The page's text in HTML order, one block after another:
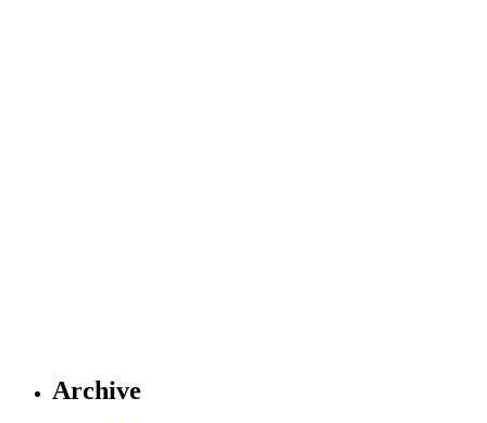
Archive